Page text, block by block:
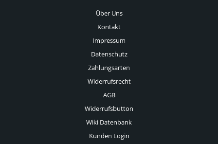
Über Uns
Kontakt
Impressum
Datenschutz
Zahlungsarten
Widerrufsrecht
AGB
Widerrufsbutton
Wiki Datenbank
Kunden Login